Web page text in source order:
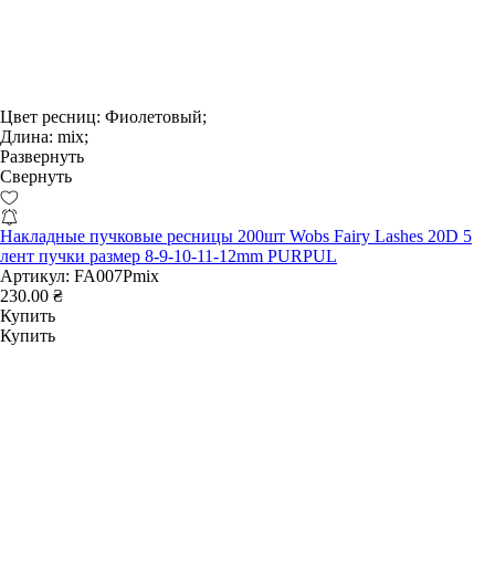
Цвет ресниц: Фиолетовый;
Длина: mix;
Развернуть
Свернуть
Накладные пучковые ресницы 200шт Wobs Fairy Lashes 20D 5
лент пучки размер 8-9-10-11-12mm PURPUL
Артикул: FA007Pmix
230.00 ₴
Купить
Купить